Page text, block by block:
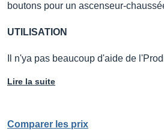
boutons pour un ascenseur-
UTILISATION
Il n'ya pas beaucoup d'aide de
Lire la suite
Comparer les prix